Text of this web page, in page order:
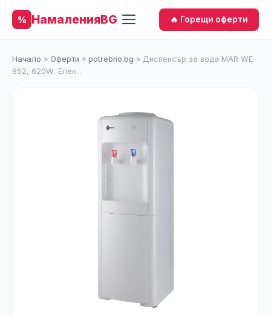
% НамаленияBG 🔥 Горещи оферти
Начало » Оферти » potrebno.bg » Диспенсър за вода MAR WE-
852, 620W, Елек...